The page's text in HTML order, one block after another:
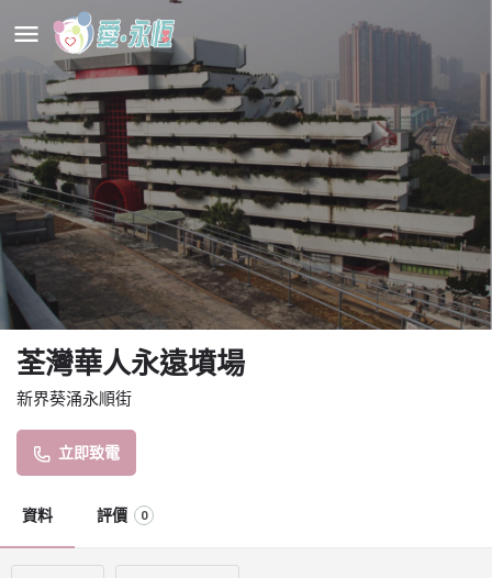
荃灣華人永遠墳場
新界葵涌永順街
立即致電
資料 評價 0